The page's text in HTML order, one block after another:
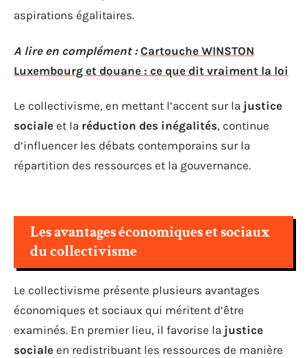
aspirations égalitaires.
A lire en complément : Cartouche WINSTON
Luxembourg et douane : ce que dit vraiment la loi
Le collectivisme, en mettant l’accent sur la justice
sociale et la réduction des inégalités, continue
d’influencer les débats contemporains sur la
répartition des ressources et la gouvernance.
Les avantages économiques et sociaux
du collectivisme
Le collectivisme présente plusieurs avantages
économiques et sociaux qui méritent d’être
examinés. En premier lieu, il favorise la justice
sociale en redistribuant les ressources de manière